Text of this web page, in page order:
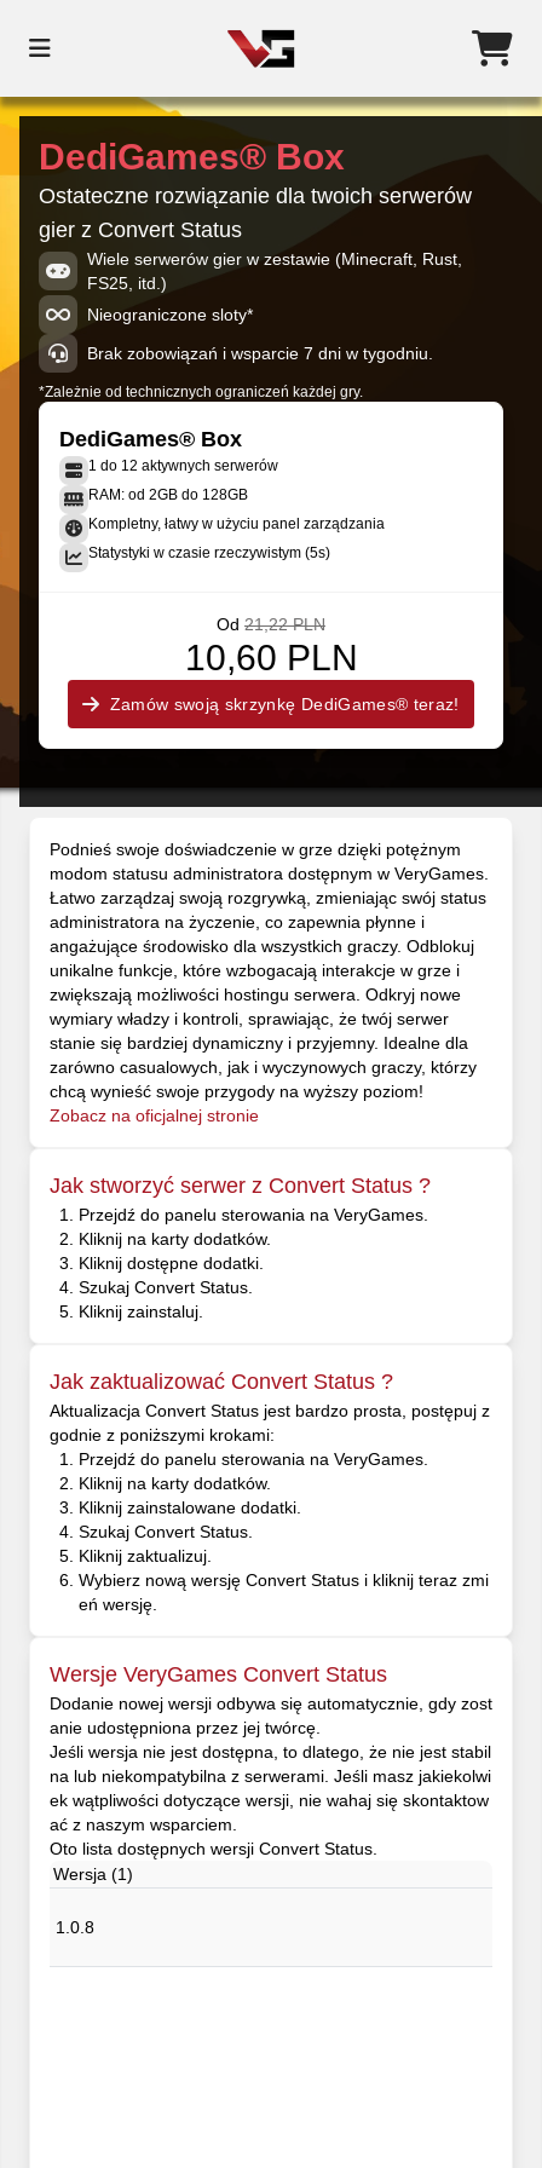
DediGames® Box
Ostateczne rozwiązanie dla twoich serwerów
gier z Convert Status
Wiele serwerów gier w zestawie (Minecraft, Rust,
FS25, itd.)
Nieograniczone sloty*
Brak zobowiązań i wsparcie 7 dni w tygodniu.
*Zależnie od technicznych ograniczeń każdej gry.
DediGames® Box
1 do 12 aktywnych serwerów
RAM: od 2GB do 128GB
Kompletny, łatwy w użyciu panel zarządzania
Statystyki w czasie rzeczywistym (5s)
Od 21,22 PLN
10,60 PLN
Zamów swoją skrzynkę DediGames® teraz!
Podnieś swoje doświadczenie w grze dzięki potężnym
modom statusu administratora dostępnym w VeryGames.
Łatwo zarządzaj swoją rozgrywką, zmieniając swój status
administratora na życzenie, co zapewnia płynne i
angażujące środowisko dla wszystkich graczy. Odblokuj
unikalne funkcje, które wzbogacają interakcje w grze i
zwiększają możliwości hostingu serwera. Odkryj nowe
wymiary władzy i kontroli, sprawiając, że twój serwer
stanie się bardziej dynamiczny i przyjemny. Idealne dla
zarówno casualowych, jak i wyczynowych graczy, którzy
chcą wynieść swoje przygody na wyższy poziom!
Zobacz na oficjalnej stronie
Jak stworzyć serwer z Convert Status ?
Przejdź do panelu sterowania na VeryGames.
Kliknij na karty dodatków.
Kliknij dostępne dodatki.
Szukaj Convert Status.
Kliknij zainstaluj.
Jak zaktualizować Convert Status ?
Aktualizacja Convert Status jest bardzo prosta, postępuj z
godnie z poniższymi krokami:
Przejdź do panelu sterowania na VeryGames.
Kliknij na karty dodatków.
Kliknij zainstalowane dodatki.
Szukaj Convert Status.
Kliknij zaktualizuj.
Wybierz nową wersję Convert Status i kliknij teraz zmi
eń wersję.
Wersje VeryGames Convert Status
Dodanie nowej wersji odbywa się automatycznie, gdy zost
anie udostępniona przez jej twórcę.
Jeśli wersja nie jest dostępna, to dlatego, że nie jest stabil
na lub niekompatybilna z serwerami. Jeśli masz jakiekolwi
ek wątpliwości dotyczące wersji, nie wahaj się skontaktow
ać z naszym wsparciem.
Oto lista dostępnych wersji Convert Status.
Wersja (1)
1.0.8